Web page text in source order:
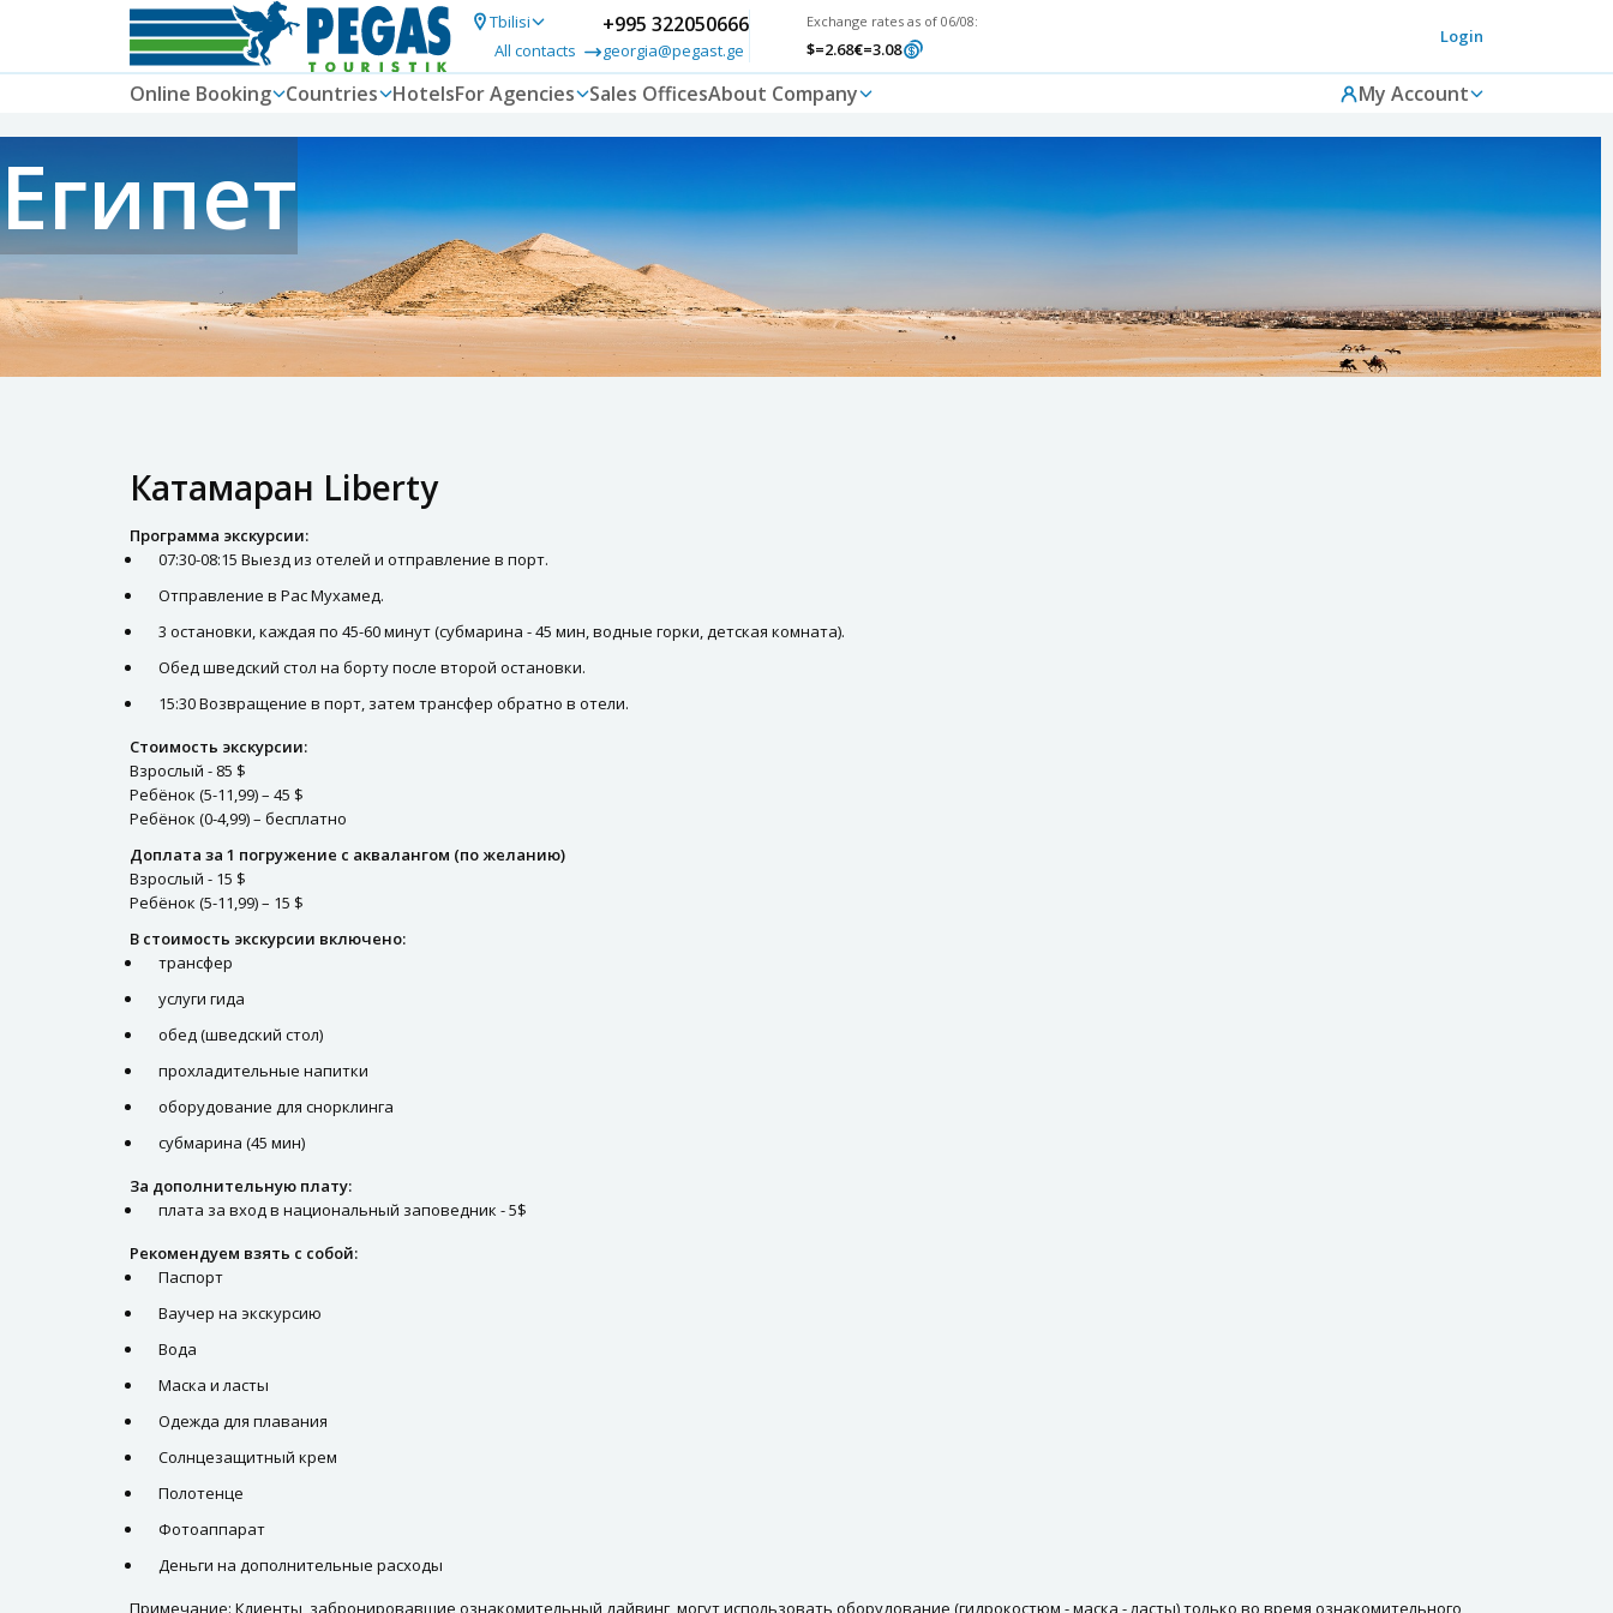
Tbilisi
All contacts
+995 322050666
georgia@pegast.ge
Exchange rates as of 06/08:
$=2.68€=3.08
Login
Online Booking Countries HotelsFor Agencies Sales OfficesAbout Company My Account
Египет
Катамаран Liberty
Программа экскурсии:
07:30-08:15 Выезд из отелей и отправление в порт.
Отправление в Рас Мухамед.
3 остановки, каждая по 45-60 минут (субмарина - 45 мин, водные горки, детская комната).
Обед шведский стол на борту после второй остановки.
15:30 Возвращение в порт, затем трансфер обратно в отели.
Стоимость экскурсии:
Взрослый - 85 $
Ребёнок (5-11,99) – 45 $
Ребёнок (0-4,99) – бесплатно
Доплата за 1 погружение с аквалангом (по желанию)
Взрослый - 15 $
Ребёнок (5-11,99) – 15 $
В стоимость экскурсии включено:
трансфер
услуги гида
обед (шведский стол)
прохладительные напитки
оборудование для снорклинга
субмарина (45 мин)
За дополнительную плату:
плата за вход в национальный заповедник - 5$
Рекомендуем взять с собой:
Паспорт
Ваучер на экскурсию
Вода
Маска и ласты
Одежда для плавания
Солнцезащитный крем
Полотенце
Фотоаппарат
Деньги на дополнительные расходы
Примечание: Клиенты, забронировавшие ознакомительный дайвинг, могут использовать оборудование (гидрокостюм - маска - ласты) только во время ознакомительного